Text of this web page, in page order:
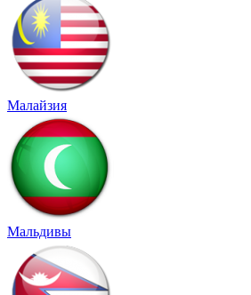
Малайзия
Мальдивы